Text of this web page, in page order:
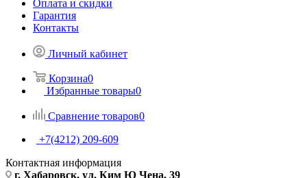
Оплата и скидки
Гарантия
Контакты
Личный кабинет
Корзина0
Избранные товары0
Сравнение товаров0
+7(4212) 209-609
Контактная информация
г. Хабаровск, ул. Ким Ю Чена, 39